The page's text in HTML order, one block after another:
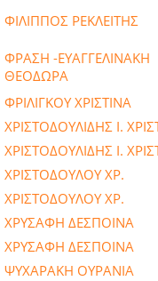
ΦΙΛΙΠΠΟΣ ΡΕΚΛΕΙΤΗΣ
ΦΡΑΣΗ -ΕΥΑΓΓΕΛΙΝΑΚΗ
ΘΕΟΔΩΡΑ
ΦΡΙΛΙΓΚΟΥ ΧΡΙΣΤΙΝΑ
ΧΡΙΣΤΟΔΟΥΛΙΔΗΣ Ι.
ΧΡΙΣΤΟΔΟΥΛΙΔΗΣ Ι.
ΧΡΙΣΤΟΔΟΥΛΟΥ ΧΡ.
ΧΡΙΣΤΟΔΟΥΛΟΥ ΧΡ.
ΧΡΥΣΑΦΗ ΔΕΣΠΟΙΝΑ
ΧΡΥΣΑΦΗ ΔΕΣΠΟΙΝΑ
ΨΥΧΑΡΑΚΗ ΟΥΡΑΝΙΑ